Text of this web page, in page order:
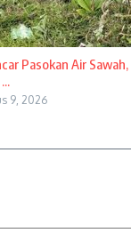
Pasokan Air
9, 2026